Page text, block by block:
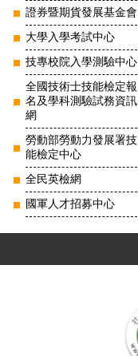
證券暨期貨發展基金會
大學入學考試中心
技專校院入學測驗中心
全國技術士技能檢定報
名及學科測驗試務資訊
網
勞動部勞動力發展署技
能檢定中心
全民英檢網
國軍人才招募中心